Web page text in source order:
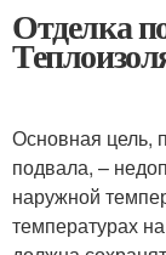
Отделка
Основная цель,
подвала, –
наружной
температурах